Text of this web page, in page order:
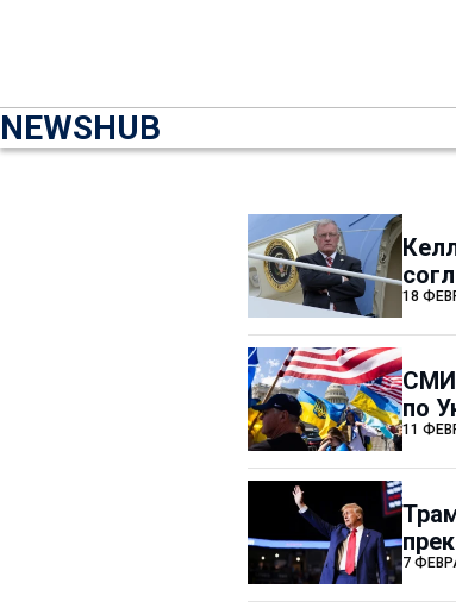
NEWSHUB
18
по
11
7